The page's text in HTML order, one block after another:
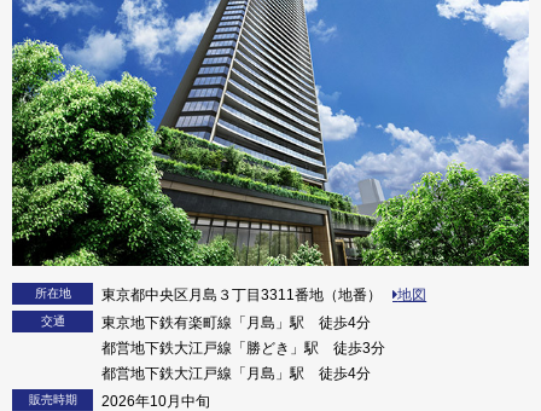
所在地 東京都中央区月島３丁目3311番地（地番） 地図
交通
東京地下鉄有楽町線「月島」駅 徒歩4分
都営地下鉄大江戸線「勝どき」駅 徒歩3分
都営地下鉄大江戸線「月島」駅 徒歩4分
販売時期 2026年10月中旬